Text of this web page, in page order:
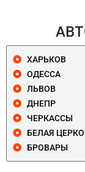
ХАРЬКОВ
ОДЕССА
ЛЬВОВ
ДНЕПР
ЧЕРКАССЫ
БЕЛАЯ
БРОВАРЫ